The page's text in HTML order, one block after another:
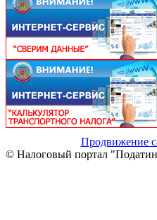
Продвижение
© Налоговый портал